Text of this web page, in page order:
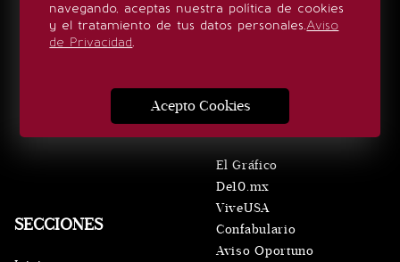
navegando, aceptas nuestra política de cookies
y el tratamiento de tus datos personales.Aviso
de Privacidad.
Acepto Cookies
SECCIONES
VERTICALES
El Gráfico
De10.mx
ViveUSA
Confabulario
Aviso Oportuno
Oaxaca
Puebla